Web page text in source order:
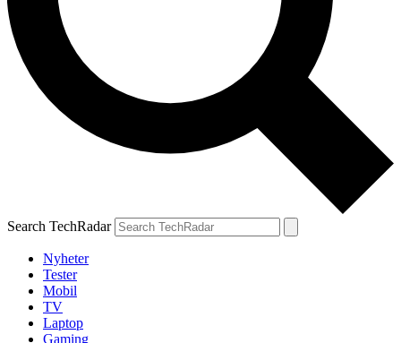
Search TechRadar
Nyheter
Tester
Mobil
TV
Laptop
Gaming